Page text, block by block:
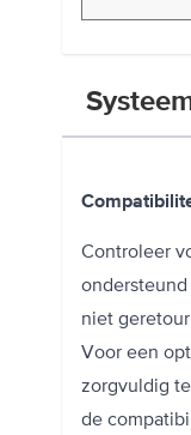
Controleer
niet
Voor een
zorgvuldig
de